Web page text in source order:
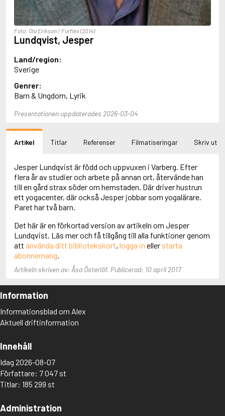
Ackroyd, Peter
Adam de la Halle
Adamov, Arthur
Adams, Douglas
Adams, Herbert
Adams, Jane
Adams, Richard
Adbåge, Emma
Adbåge, Lisen
Adelborg, Ottilia
Adiga, Aravind
Adnan, Etel
Adolfsson, Evert
Adolfsson, Gunnar
Adolfsson, Josefine
Adolfsson, Maria
Adolphsen, Peter
Foto: Ola Erikson / Forflex (2014)
Lundqvist, Jesper
Land/region:
Sverige
Genrer:
Barn & Ungdom, Lyrik
Presentationen uppdaterades 2026-03-04
Artikel Titlar Referenser Filmatiseringar Skriv ut
Jesper Lundqvist är född och uppvuxen i Varberg. Efter
flera år av studier och arbete på annan ort, återvände han
till en gård strax söder om hemstaden. Där driver hustrun
ett yogacenter, där också Jesper jobbar som yogalärare.
Paret har två barn.
Det här är en förkortad version av artikeln om Jesper
Lundqvist. Läs mer och få tillgång till alla funktioner genom
att använda ditt bibliotekskort, logga in eller starta
abonnemang
Artikeln skriven av: Åsa Österlöf. Publicerad: 10 april 2017
Information
Informationsblad om Alex
Aktuell driftinformation
Innehåll
Idag 2026-08-07
Författare: 7 047 st
Titlar: 185 299 st
Administration